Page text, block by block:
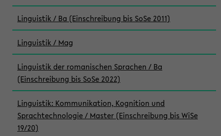
Linguistik / Ba (Einschreibung bis SoSe 2011)
Linguistik / Mag
Linguistik der romanischen Sprachen / Ba
(Einschreibung bis SoSe 2022)
Linguistik: Kommunikation, Kognition und
Sprachtechnologie / Master (Einschreibung bis WiSe
19/20)